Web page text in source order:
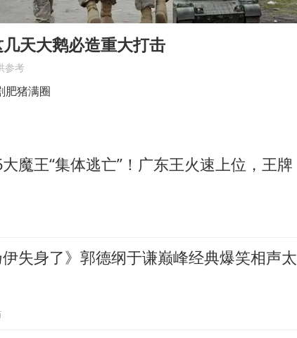
U17国足三连胜晋级明日之星半决赛
美股存储板块集体大跌
名创优品回应女子吐槽内裤质量差
夯实基础开新局
天大鹅必造重大打击
参考
肥猪满圈
魔王“集体逃亡”！广东王火速上位，王牌
失身了》郭德纲于谦巅峰经典爆笑相声太